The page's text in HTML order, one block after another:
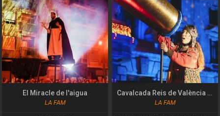
El Miracle de l'aigua
LA FAM
Cavalcada Reis de València 2023
LA FAM